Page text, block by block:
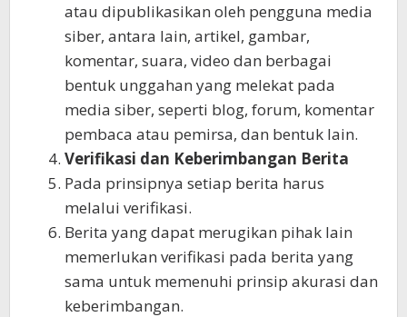
atau dipublikasikan oleh pengguna media
siber, antara lain, artikel, gambar,
komentar, suara, video dan berbagai
bentuk unggahan yang melekat pada
media siber, seperti blog, forum, komentar
pembaca atau pemirsa, dan bentuk lain.
Verifikasi dan Keberimbangan Berita
Pada prinsipnya setiap berita harus
melalui verifikasi.
Berita yang dapat merugikan pihak lain
memerlukan verifikasi pada berita yang
sama untuk memenuhi prinsip akurasi dan
keberimbangan.